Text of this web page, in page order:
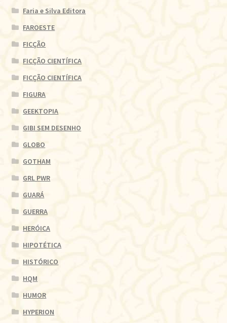
Faria e Silva Editora
FAROESTE
FICÇÃO
FICÇÃO CIENTÍFICA
FICÇÃO CIENTÍFICA
FIGURA
GEEKTOPIA
GIBI SEM DESENHO
GLOBO
GOTHAM
GRL PWR
GUARÁ
GUERRA
HERÓICA
HIPOTÉTICA
HISTÓRICO
HQM
HUMOR
HYPERION